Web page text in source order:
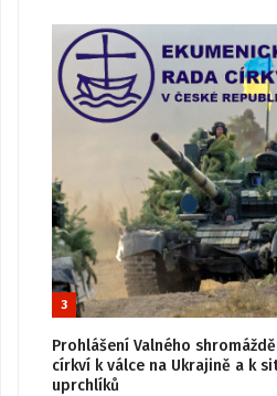
3
Prohlášení Valného
církví k válce na Ukrajině a k
uprchlíků